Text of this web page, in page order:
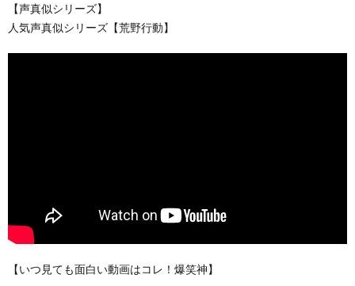
【声真似シリーズ】
人気声真似シリーズ【荒野行動】
【いつ見ても面白い動画はコレ！爆笑神】